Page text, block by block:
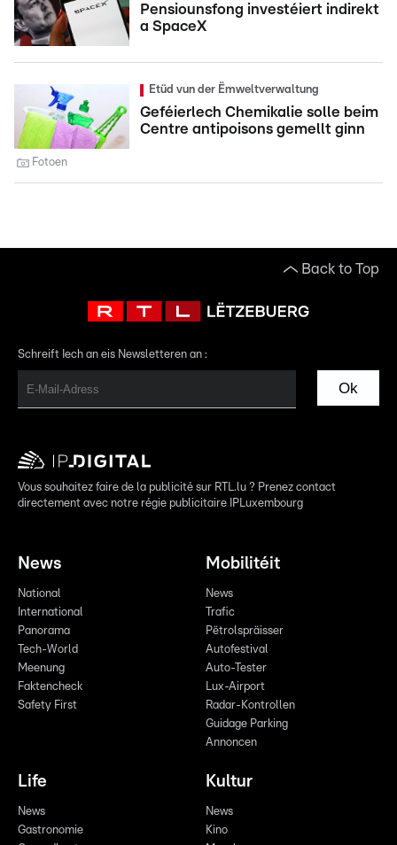
Pensiounsfong investéiert indirekt
a SpaceX
Etüd vun der Ëmweltverwaltung
Geféierlech Chemikalie solle beim
Centre antipoisons gemellt ginn
Fotoen
Back to Top
Schreift Iech an eis Newsletteren an :
Ok
Vous souhaitez faire de la publicité sur RTL.lu ? Prenez contact
directement avec notre régie publicitaire IPLuxembourg
News
National
International
Panorama
Tech-World
Meenung
Faktencheck
Safety First
Mobilitéit
News
Trafic
Pëtrolspräisser
Autofestival
Auto-Tester
Lux-Airport
Radar-Kontrollen
Guidage Parking
Annoncen
Life
News
Gastronomie
Kultur
News
Kino